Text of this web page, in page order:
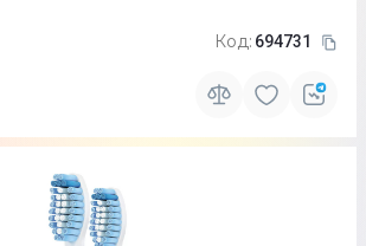
Код: 694731